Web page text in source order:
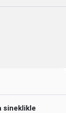
sineklikle